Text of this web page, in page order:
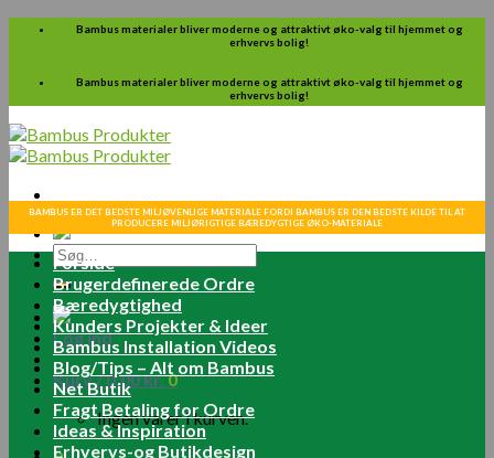
Skip
Bambus materialer bliver moderne og attraktivt øko-valg til hjemmet og
erhvervs bolig!
Bambus materialer bliver moderne og attraktivt øko-valg til hjemmet og
erhvervs bolig!
Søg
efter:
Log ind
Kurv /0.00kr.0
Ingen varer i kurven.
BAMBUS ER DET BEDSTE MILJØVENLIGE MATERIALE FORDI BAMBUS ER DEN BEDSTE KILDE TIL AT
PRODUCERE MILJØRIGTIGE BÆREDYGTIGE ØKO-MATERIALE
Forside
Brugerdefinerede Ordre
Bæredygtighed
Kunders Projekter & Ideer
Bambus Installation Videos
Blog/Tips – Alt om Bambus
Net Butik
Fragt Betaling for Ordre
Ideas & Inspiration
Erhvervs-og Butikdesign